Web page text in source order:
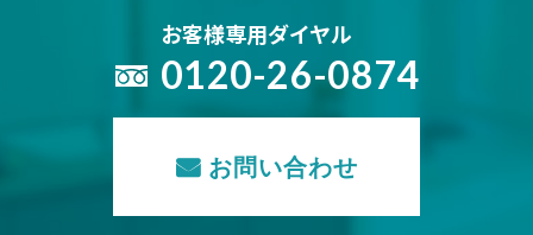
お客様専用ダイヤル
0120-26-0874
お問い合わせ